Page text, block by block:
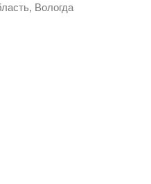
Вологда